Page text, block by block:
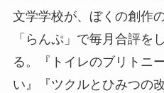
文学学校が、ぼくの創作
「らんぷ」で毎月合評を
る。『トイレのブリトニ
い』『ツクルとひみつの